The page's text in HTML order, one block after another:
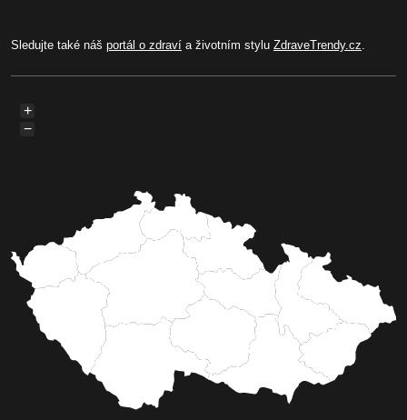
Sledujte také náš portál o zdraví a životním stylu ZdraveTrendy.cz.
+
−